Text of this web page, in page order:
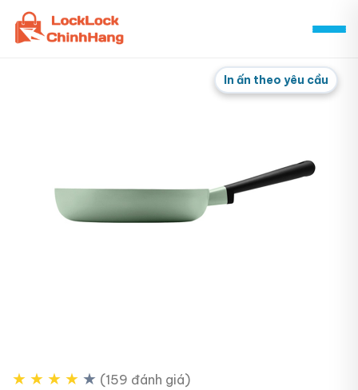
Skip
content
In ấn theo yêu cầu
★ ★ ★ ★ ★ (159 đánh giá)